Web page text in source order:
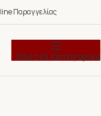
Παραγγελίας
Όλες Οι Κατηγορίες